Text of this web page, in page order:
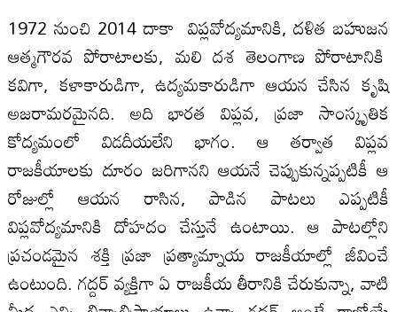
1972 నుంచి 2014 దాకా విప్లవోద్యమానికి, దళిత బహుజన
ఆత్మగౌరవ పోరాటాలకు, మలి దశ తెలంగాణ పోరాటానికి
కవిగా, కళాకారుడిగా, ఉద్యమకారుడిగా ఆయన చేసిన కృషి
అజరామరమైనది. అది భారత విప్లవ, ప్రజా సాంస్కృతిక
కోద్యమంలో విడదీయలేని భాగం. ఆ తర్వాత విప్లవ
రాజకీయాలకు దూరం జరిగానని ఆయనే చెప్పుకున్నప్పటికీ ఆ
రోజుల్లో ఆయన రాసిన, పాడిన పాటలు ఎప్పటికీ
విప్లవోద్యమానికి దోహదం చేస్తునే ఉంటాయి. ఆ పాటల్లోని
ప్రచండమైన శక్తి ప్రజా ప్రత్యామ్నాయ రాజకీయాల్లో జీవించే
ఉంటుంది. గద్దర్ వ్యక్తిగా ఏ రాజకీయ తీరానికి చేరుకున్నా, వాటి